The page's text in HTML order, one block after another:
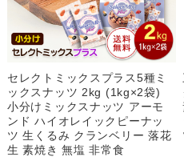
セレクトミックスプラス5種ミ
ックスナッツ 2kg (1kg×2袋)
小分けミックスナッツ アーモ
ンド ハイオレイックピーナッ
ツ 生くるみ クランベリー 落花
生 素焼き 無塩 非常食